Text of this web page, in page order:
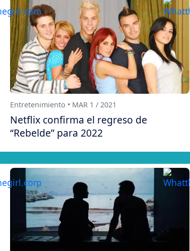
Entretenimiento • MAR 1 / 2021
Netflix confirma el regreso de
“Rebelde” para 2022